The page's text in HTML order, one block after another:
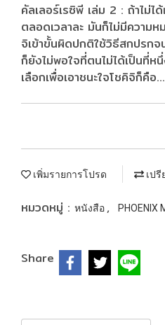
คัลเลอร์เรซิพี เล่ม 2 : ถ้าไม่
ตลอดเวลาละ มันก็ไม่มีความ
จิเข้าขั้นผิดปกติใช้วิธีสกปรกจ
ก็ยังไม่พอใจที่ตนไม่ได้เป็นที่ห
เลือกเพื่อเอาชนะใจโชคิจิก็คือ
เพิ่มรายการโปรด เปรี
หมวดหมู่ : หนังสือ, PHOENIX
Share